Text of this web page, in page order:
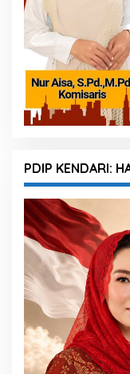
PDIP KENDARI: